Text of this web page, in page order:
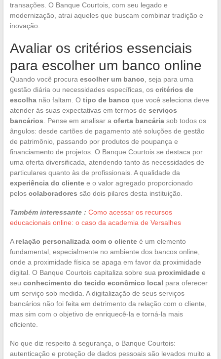
transações. O Banque Courtois, com seu legado e
modernização, atrai aqueles que buscam combinar tradição e
inovação.
Avaliar os critérios essenciais
para escolher um banco online
Quando você procura escolher um banco , seja para uma
gestão diária ou necessidades específicas, os critérios de
escolhanão faltam. O tipo de banco que você seleciona deve
atender às suas expectativas em termos de serviços
bancários . Pense em analisar a oferta bancáriasob todos os
ângulos: desde cartões de pagamento até soluções de gestão
de patrimônio, passando por produtos de poupança e
financiamento de projetos. O Banque Courtois se destaca por
uma oferta diversificada, atendendo tanto às necessidades de
particulares quanto às de profissionais. A qualidade da
experiência do clientee o valor agregado proporcionado
pelos colaboradores são dois pilares desta instituição.
Também interessante : Como acessar os recursos
educacionais online: o caso da academia de Versalhes
A relação personalizada com o clienteé um elemento
fundamental, especialmente no ambiente dos bancos online,
onde a proximidade física se apaga em favor da proximidade
digital. O Banque Courtois capitaliza sobre sua proximidadee
seu conhecimento do tecido econômico local para oferecer
um serviço sob medida. A digitalização de seus serviços
bancários não foi feita em detrimento da relação com o cliente,
mas sim com o objetivo de enriquecê-la e torná-la mais
eficiente.
No que diz respeito à segurança, o Banque Courtois:
autenticação e proteção de dados pessoais são levados muito a